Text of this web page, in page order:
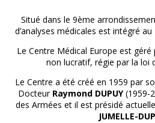
Situé dans le 9ème
d’analyses médicales est intégré au
Le Centre Médical Europe est
non lucratif, régie par la loi
Le Centre a été créé en 1959 par
Docteur Raymond DUPUY(1959-
des Armées et il est présidé
JUMELLE-